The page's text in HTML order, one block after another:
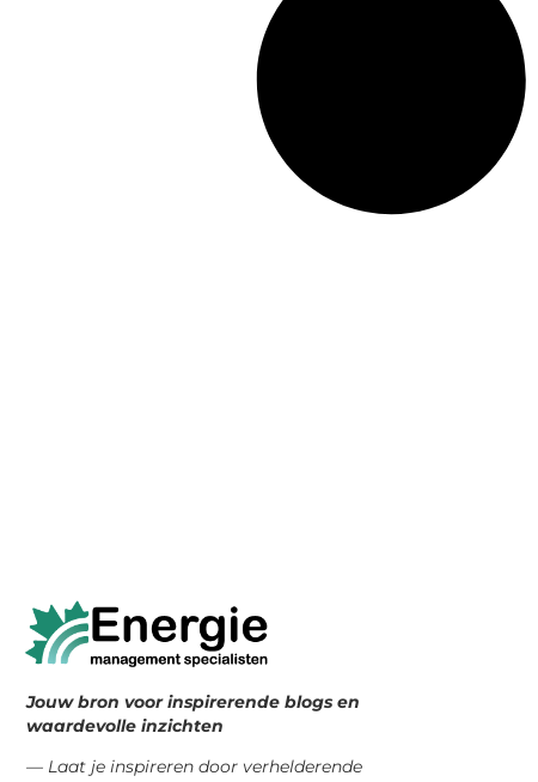
Jouw bron voor inspirerende blogs en
waardevolle inzichten
— Laat je inspireren door verhelderende